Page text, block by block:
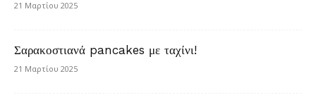
21 Μαρτίου 2025
Σαρακοστιανά pancakes με ταχίνι!
21 Μαρτίου 2025